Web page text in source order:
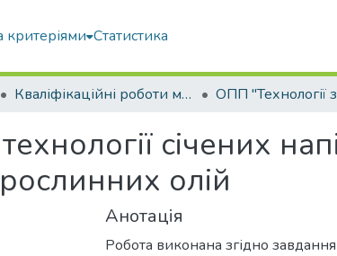
критеріями Статистика
Кваліфікаційні роботи магістрів
січених
олій
Анотація
Робота виконана згідно